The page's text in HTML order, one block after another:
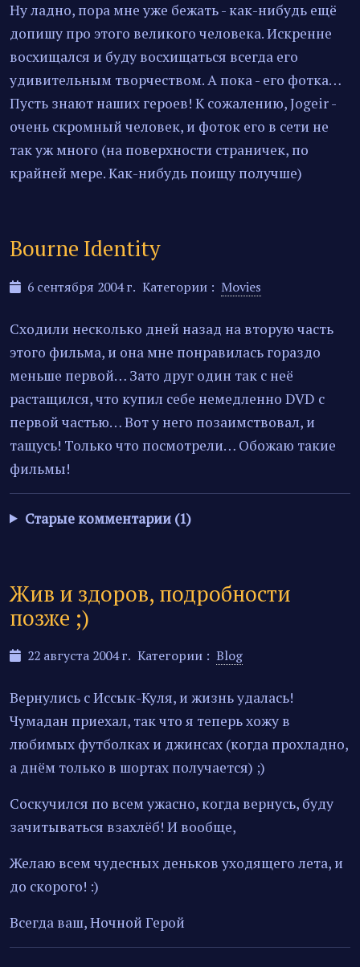
Ну ладно, пора мне уже бежать - как-нибудь ещё
допишу про этого великого человека. Искренне
восхищался и буду восхищаться всегда его
удивительным творчеством. А пока - его фотка…
Пусть знают наших героев! К сожалению, Jogeir -
очень скромный человек, и фоток его в сети не
так уж много (на поверхности страничек, по
крайней мере. Как-нибудь поищу получше)
Bourne Identity
6 сентября 2004 г. Категории : Movies
Сходили несколько дней назад на вторую часть
этого фильма, и она мне понравилась гораздо
меньше первой… Зато друг один так с неё
растащился, что купил себе немедленно DVD с
первой частью… Вот у него позаимствовал, и
тащусь! Только что посмотрели… Обожаю такие
фильмы!
Старые комментарии (1)
Жив и здоров, подробности
позже ;)
22 августа 2004 г. Категории : Blog
Вернулись с Иссык-Куля, и жизнь удалась!
Чумадан приехал, так что я теперь хожу в
любимых футболках и джинсах (когда прохладно,
а днём только в шортах получается) ;)
Соскучился по всем ужасно, когда вернусь, буду
зачитываться взахлёб! И вообще,
Желаю всем чудесных деньков уходящего лета, и
до скорого! :)
Всегда ваш, Ночной Герой